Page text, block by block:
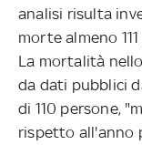
analisi risulta
morte almeno
La mortalità
da dati pubblici
di 110 persone,
rispetto all'anno